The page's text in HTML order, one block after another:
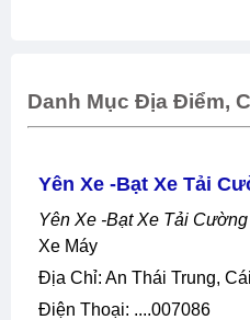
Danh Mục Địa Điểm,
Yên Xe -bạt Xe Tải
Yên Xe -bạt Xe Tải Cường
Xe Máy
Địa Chỉ: An Thái Trung,
Điện Thoại: ....007086